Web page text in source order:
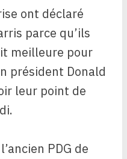
ont déclaré
parce qu’ils
meilleure pour
président Donald
leur point de
PDG de